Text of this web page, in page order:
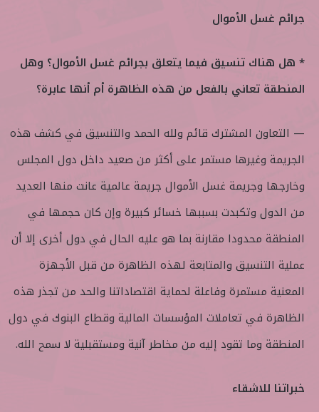
جرائم غسل الأموال
* هل هناك تنسيق فيما يتعلق بجرائم غسل الأموال؟ وهل
المنطقة تعاني بالفعل من هذه الظاهرة أم أنها عابرة؟
— التعاون المشترك قائم ولله الحمد والتنسيق في كشف هذه
الجريمة وغيرها مستمر على أكثر من صعيد داخل دول المجلس
وخارجها وجريمة غسل الأموال جريمة عالمية عانت منها العديد
من الدول وتكبدت بسببها خسائر كبيرة وإن كان حجمها في
المنطقة محدودا مقارنة بما هو عليه الحال في دول أخرى إلا أن
عملية التنسيق والمتابعة لهذه الظاهرة من قبل الأجهزة
المعنية مستمرة وفاعلة لحماية اقتصاداتنا والحد من تجذر هذه
الظاهرة في تعاملات المؤسسات المالية وقطاع البنوك في دول
المنطقة وما تقود إليه من مخاطر آنية ومستقبلية لا سمح الله.
خبراتنا للاشقاء